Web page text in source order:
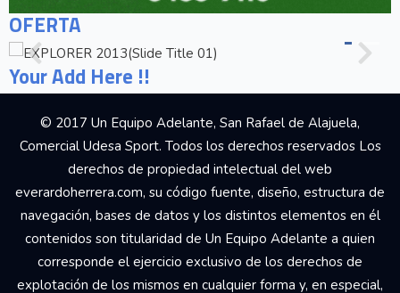
OFERTA
Your Add Here !!
© 2017 Un Equipo Adelante, San Rafael de Alajuela,
Comercial Udesa Sport. Todos los derechos reservados Los
derechos de propiedad intelectual del web
everardoherrera.com, su código fuente, diseño, estructura de
navegación, bases de datos y los distintos elementos en él
contenidos son titularidad de Un Equipo Adelante a quien
corresponde el ejercicio exclusivo de los derechos de
explotación de los mismos en cualquier forma y, en especial,